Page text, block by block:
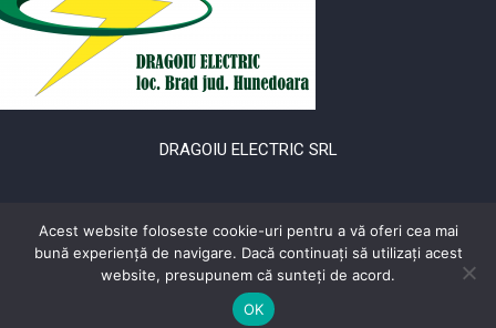
DRAGOIU ELECTRIC SRL
str. Dacilor Bl. 22 Sc. 2 Et. 3 Ap. 24, BRAD
Luni – Vineri / 08:00 – 17:00
Acest website foloseste cookie-uri pentru a vă oferi cea mai
bună experiență de navigare. Dacă continuați să utilizați acest
website, presupunem că sunteți de acord.
OK